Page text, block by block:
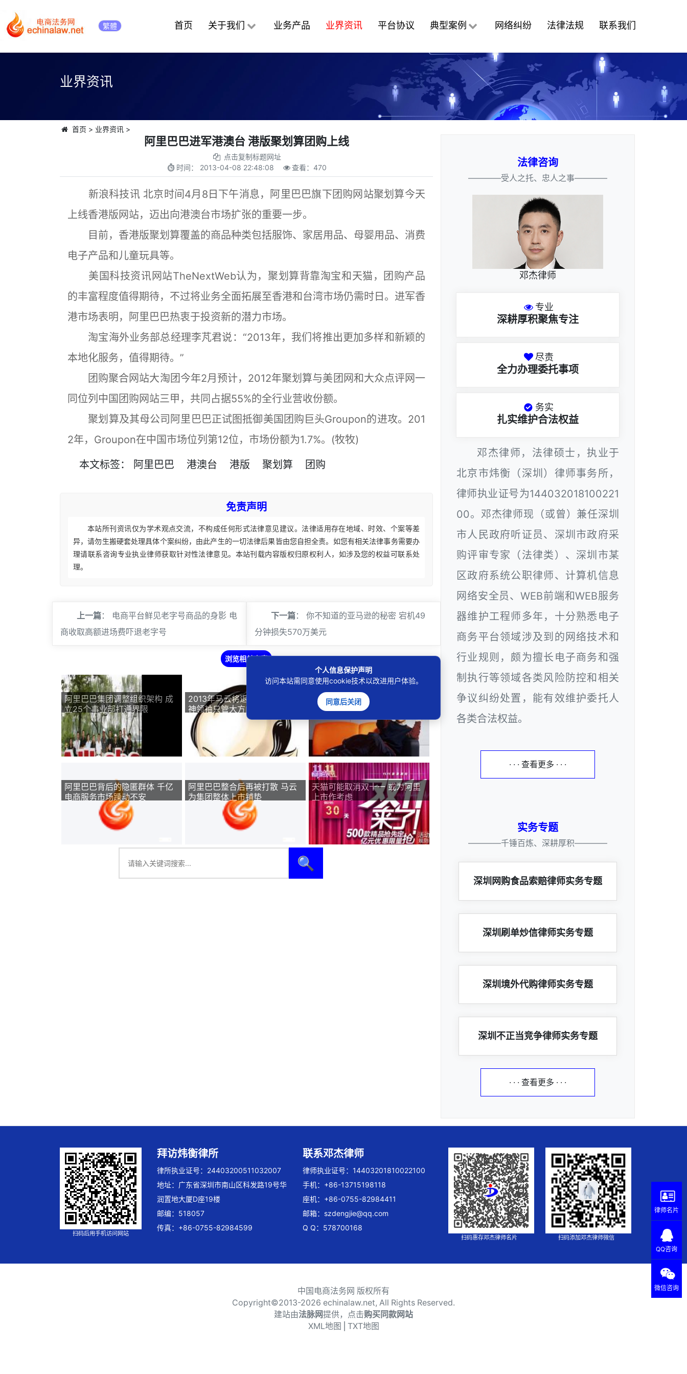
繁體 首页 关于我们 业务产品 业界资讯 平台协议 典型案例 网络纠纷 法律法规 联系我们
业界资讯
首页 > 业界资讯>
阿里巴巴进军港澳台 港版聚划算团购上线
点击复制标题网址
时间： 2013-04-08 22:48:08 查看：470
新浪科技讯 北京时间4月8日下午消息，阿里巴巴旗下团购网站聚划算今天
上线香港版网站，迈出向港澳台市场扩张的重要一步。
目前，香港版聚划算覆盖的商品种类包括服饰、家居用品、母婴用品、消费
电子产品和儿童玩具等。
美国科技资讯网站TheNextWeb认为，聚划算背靠淘宝和天猫，团购产品
的丰富程度值得期待，不过将业务全面拓展至香港和台湾市场仍需时日。进军香
港市场表明，阿里巴巴热衷于投资新的潜力市场。
淘宝海外业务部总经理李芃君说：“2013年，我们将推出更加多样和新颖的
本地化服务，值得期待。”
团购聚合网站大淘团今年2月预计，2012年聚划算与美团网和大众点评网一
同位列中国团购网站三甲，共同占据55%的全行业营收份额。
聚划算及其母公司阿里巴巴正试图抵御美国团购巨头Groupon的进攻。201
2年，Groupon在中国市场位列第12位，市场份额为1.7%。(牧牧)
本文标签： 阿里巴巴 港澳台 港版 聚划算 团购
免责声明
本站所刊资讯仅为学术观点交流，不构成任何形式法律意见建议。法律适用存在地域、时效、个案等差
异，请勿生搬硬套处理具体个案纠纷，由此产生的一切法律后果皆由您自担全责。如您有相关法律事务需要办
理请联系咨询专业执业律师获取针对性法律意见。本站刊载内容版权归原权利人，如涉及您的权益可联系处
理。
上一篇： 电商平台鲜见老字号商品的身影 电
商收取高额进场费吓退老字号
下一篇： 你不知道的亚马逊的秘密 宕机49
分钟损失570万美元
浏览相关文章
阿里巴巴集团调整组织架构 成
立25个事业部打通界限
2013年马云将退居二线 担纲精
神领袖只管大方向
阿里集团“去马云化” 一场未画
上句号的变革
阿里巴巴背后的隐匿群体 千亿
电商服务市场躁动不安
阿里巴巴整合后再被打散 马云
为集团整体上市铺垫
天猫可能取消双十一 或为阿里
上市作考虑
🔍
法律咨询
————受人之托、忠人之事————
邓杰律师
专业
深耕厚积聚焦专注
尽责
全力办理委托事项
务实
扎实维护合法权益
邓杰律师，法律硕士，执业于
北京市炜衡（深圳）律师事务所，
律师执业证号为144032018100221
00。邓杰律师现（或曾）兼任深圳
市人民政府听证员、深圳市政府采
购评审专家（法律类）、深圳市某
区政府系统公职律师、计算机信息
网络安全员、WEB前端和WEB服务
器维护工程师多年，十分熟悉电子
商务平台领域涉及到的网络技术和
行业规则，颇为擅长电子商务和强
制执行等领域各类风险防控和相关
争议纠纷处置，能有效维护委托人
各类合法权益。
· · · 查看更多 · · ·
实务专题
————千锤百炼、深耕厚积————
深圳网购食品索赔律师实务专题
深圳刷单炒信律师实务专题
深圳境外代购律师实务专题
深圳不正当竞争律师实务专题
· · · 查看更多 · · ·
扫码后用手机访问网站
拜访炜衡律所
律所执业证号：24403200511032007
地址：广东省深圳市南山区科发路19号华
润置地大厦D座19楼
邮编：518057
传真：+86-0755-82984599
联系邓杰律师
律师执业证号：14403201810022100
手机：+86-13715198118
座机：+86-0755-82984411
邮箱： szdengjie@qq.com
Q Q：578700168
扫码惠存邓杰律师名片 扫码添加邓杰律师微信
中国电商法务网 版权所有
Copyright©2013-2026 echinalaw.net, All Rights Reserved.
建站由法脉网提供，点击购买同款网站
个人信息保护声明
访问本站需同意使用cookie技术以改进用户体验。
同意后关闭
XML地图 TXT地图
律师名片
QQ咨询
微信咨询